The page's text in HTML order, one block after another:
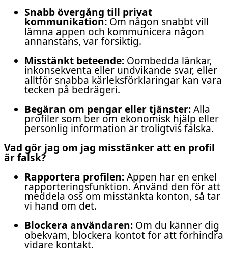
Snabb övergång till privat
kommunikation: Om någon snabbt vill
lämna appen och kommunicera någon
annanstans, var försiktig.
Misstänkt beteende: Oombedda länkar,
inkonsekventa eller undvikande svar, eller
alltför snabba kärleksförklaringar kan vara
tecken på bedrägeri.
Begäran om pengar eller tjänster:Alla
profiler som ber om ekonomisk hjälp eller
personlig information är troligtvis falska.
Vad gör jag om jag misstänker att en profil
är falsk?
Rapportera profilen:Appen har en enkel
rapporteringsfunktion. Använd den för att
meddela oss om misstänkta konton, så tar
vi hand om det.
Blockera användaren: Om du känner dig
obekväm, blockera kontot för att förhindra
vidare kontakt.